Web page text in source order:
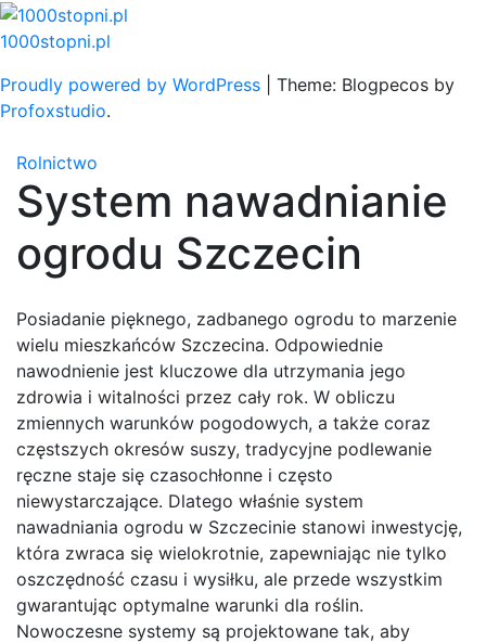
Skip
to
1000stopni.pl
Proudly powered by WordPress
Theme: Blogpecos by
Profoxstudio.
Rolnictwo
System nawadnianie
ogrodu Szczecin
Posiadanie pięknego, zadbanego ogrodu to marzenie
wielu mieszkańców Szczecina. Odpowiednie
nawodnienie jest kluczowe dla utrzymania jego
zdrowia i witalności przez cały rok. W obliczu
zmiennych warunków pogodowych, a także coraz
częstszych okresów suszy, tradycyjne podlewanie
ręczne staje się czasochłonne i często
niewystarczające. Dlatego właśnie system
nawadniania ogrodu w Szczecinie stanowi inwestycję,
która zwraca się wielokrotnie, zapewniając nie tylko
oszczędność czasu i wysiłku, ale przede wszystkim
gwarantując optymalne warunki dla roślin.
Nowoczesne systemy są projektowane tak, aby